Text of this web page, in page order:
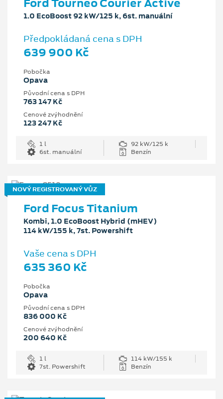
Ford Tourneo Courier Active
1.0 EcoBoost 92 kW/125 k, 6st. manuální
Předpokládaná cena s DPH
639 900 Kč
Pobočka
Opava
Původní cena s DPH
763 147 Kč
Cenové zvýhodnění
123 247 Kč
1 l
92 kW/125 k
6st. manuální
Benzín
NOVÝ REGISTROVANÝ VŮZ
Ford Focus Titanium
Kombi, 1.0 EcoBoost Hybrid (mHEV)
114 kW/155 k, 7st. Powershift
Vaše cena s DPH
635 360 Kč
Pobočka
Opava
Původní cena s DPH
836 000 Kč
Cenové zvýhodnění
200 640 Kč
1 l
114 kW/155 k
7st. Powershift
Benzín